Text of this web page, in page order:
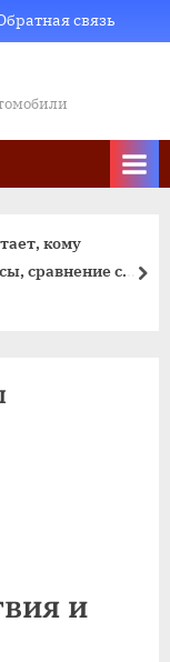
связь
кому
сравнение с
и